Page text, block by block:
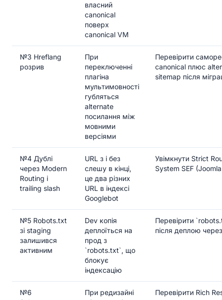
власний
canonical
поверх
canonical VM
№3 Hreflang
розрив
При
переключенні
плагіна
мультимовності
губляться
alternate
посилання між
мовними
версіями
Перевірити
canonical плюс
sitemap після
№4 Дублі
через Modern
Routing і
trailing slash
URL з і без
слешу в кінці,
це два різних
URL в індексі
Googlebot
Увімкнути Strict
System SEF
№5 Robots.txt
зі staging
залишився
активним
Dev копія
деплоїться на
прод з
`robots.txt`, що
блокує
індексацію
Перевірити
після деплою
№6
При редизайні
Перевірити Rich